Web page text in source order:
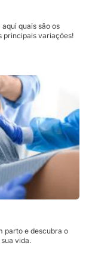
quais são os
principais variações!
parto e descubra o
vida.